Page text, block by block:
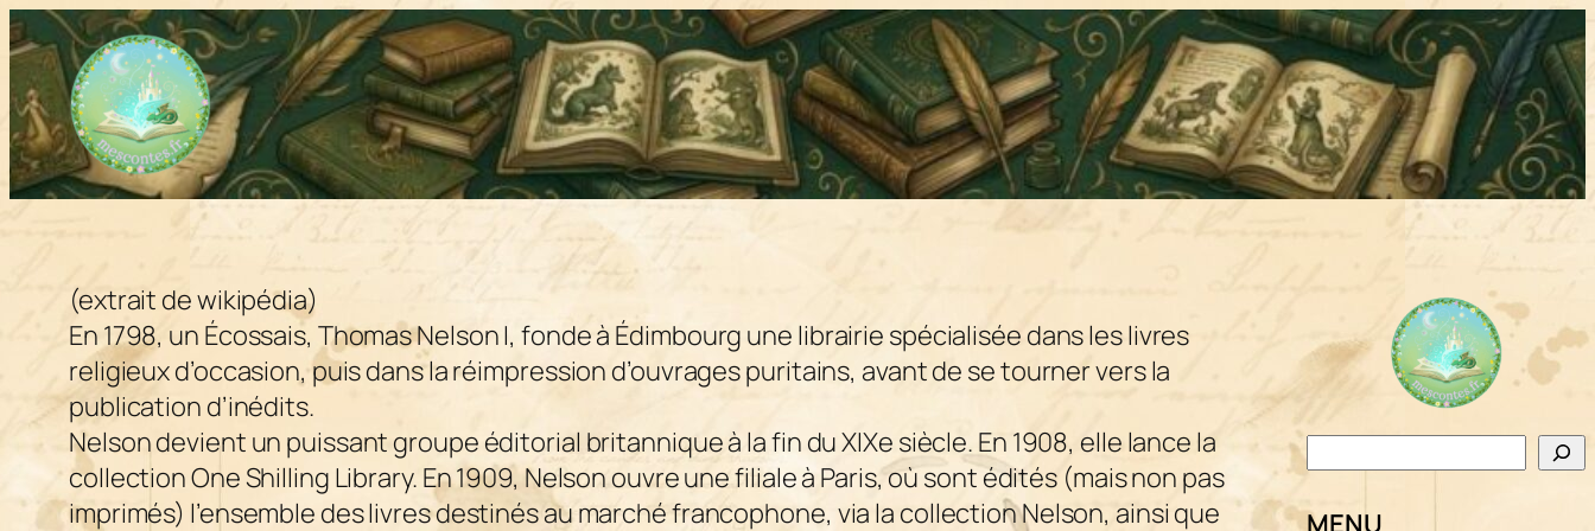
Aller
au
contenu
(extrait de wikipédia)
En 1798, un Écossais, Thomas Nelson I, fonde à Édimbourg une librairie spécialisée dans les livres
religieux d’occasion, puis dans la réimpression d’ouvrages puritains, avant de se tourner vers la
publication d’inédits.
Nelson devient un puissant groupe éditorial britannique à la fin du XIXe siècle. En 1908, elle lance la
collection One Shilling Library. En 1909, Nelson ouvre une filiale à Paris, où sont édités (mais non pas
imprimés) l’ensemble des livres destinés au marché francophone, via la collection Nelson, ainsi que
Rechercher
MENU